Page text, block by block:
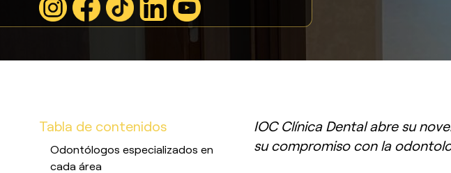
Tabla de contenidos
Odontólogos especializados en
cada área
IOC Clínica Dental abre su
su compromiso con la